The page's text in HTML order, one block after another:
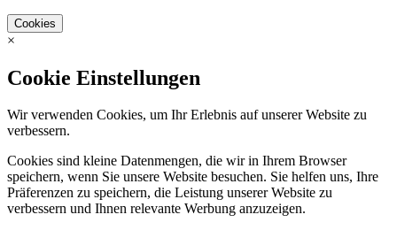
Cookies
×
Cookie Einstellungen
Wir verwenden Cookies, um Ihr Erlebnis auf unserer Website zu
verbessern.
Cookies sind kleine Datenmengen, die wir in Ihrem Browser
speichern, wenn Sie unsere Website besuchen. Sie helfen uns, Ihre
Präferenzen zu speichern, die Leistung unserer Website zu
verbessern und Ihnen relevante Werbung anzuzeigen.